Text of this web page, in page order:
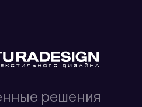
решения